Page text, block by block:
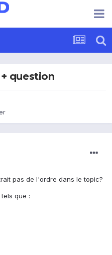
question
pas de l'ordre dans le topic?
que :